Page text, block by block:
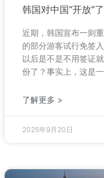
韩国对中国“开放”
近期，韩国宣布一则
的部分游客试行免签
以后是不是不用签证
份了？事实上，这是
了解更多 >
2025年9月20日